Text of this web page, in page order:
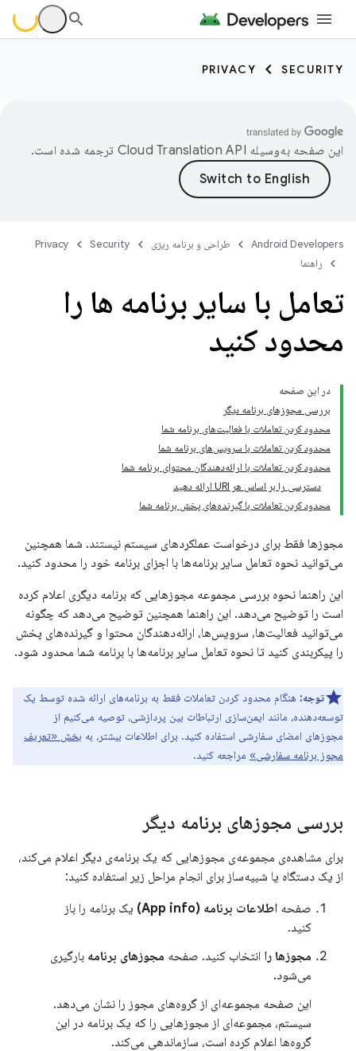
SECURITY
PRIVACY
این صفحه به‌وسیله ترجمه شده است.
Android Developers طراحی و برنامه ریزی Security
Privacy
راهنما
تعامل با سایر برنامه ها را
محدود کنید
در این صفحه
بررسی مجوزهای برنامه دیگر
محدود کردن تعاملات با فعالیت‌های برنامه شما
محدود کردن تعاملات با سرویس‌های برنامه شما
محدود کردن تعاملات با ارائه‌دهندگان محتوای برنامه شما
دسترسی را بر اساس هر URI ارائه دهید
محدود کردن تعاملات با گیرنده‌های پخش برنامه شما
مجوزها فقط برای درخواست عملکردهای سیستم نیستند. شما همچنین
می‌توانید نحوه تعامل سایر برنامه‌ها با اجزای برنامه خود را محدود کنید.
این راهنما نحوه بررسی مجموعه مجوزهایی که برنامه دیگری اعلام کرده
است را توضیح می‌دهد. این راهنما همچنین توضیح می‌دهد که چگونه
می‌توانید فعالیت‌ها، سرویس‌ها، ارائه‌دهندگان محتوا و گیرنده‌های پخش
را پیکربندی کنید تا نحوه تعامل سایر برنامه‌ها با برنامه شما محدود شود.
توجه: هنگام محدود کردن تعاملات فقط به برنامه‌های ارائه شده توسط یک
توسعه‌دهنده، مانند ایمن‌سازی ارتباطات بین پردازشی، توصیه می‌کنیم از
مجوزهای امضای سفارشی استفاده کنید. برای اطلاعات بیشتر، به بخش «تعریف
مجوز برنامه سفارشی» مراجعه کنید.
بررسی مجوزهای برنامه دیگر
برای مشاهده‌ی مجموعه‌ی مجوزهایی که یک برنامه‌ی دیگر اعلام می‌کند،
از یک دستگاه یا شبیه‌ساز برای انجام مراحل زیر استفاده کنید:
صفحه اطلاعات برنامه (App info)
یک برنامه را باز
کنید.
مجوزها را انتخاب کنید. صفحه مجوزهای برنامه بارگیری
می‌شود.
این صفحه مجموعه‌ای از گروه‌های مجوز را نشان می‌دهد.
سیستم، مجموعه‌ای از مجوزهایی را که یک برنامه در این
گروه‌ها اعلام کرده است، سازماندهی می‌کند.